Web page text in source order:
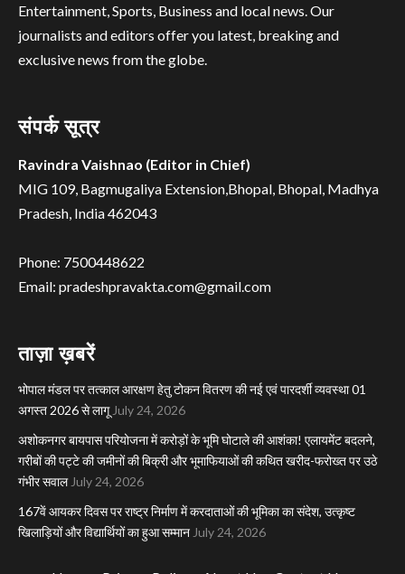
Entertainment, Sports, Business and local news. Our
journalists and editors offer you latest, breaking and
exclusive news from the globe.
संपर्क सूत्र
Ravindra Vaishnao (Editor in Chief)
MIG 109, Bagmugaliya Extension,Bhopal, Bhopal, Madhya
Pradesh, India 462043
Phone: 7500448622
Email: pradeshpravakta.com@gmail.com
ताज़ा ख़बरें
भोपाल मंडल पर तत्काल आरक्षण हेतु टोकन वितरण की नई एवं पारदर्शी व्यवस्था 01
अगस्त 2026 से लागू July 24, 2026
अशोकनगर बायपास परियोजना में करोड़ों के भूमि घोटाले की आशंका! एलायमेंट बदलने,
गरीबों की पट्टे की जमीनों की बिक्री और भूमाफियाओं की कथित खरीद-फरोख्त पर उठे
गंभीर सवाल July 24, 2026
167वें आयकर दिवस पर राष्ट्र निर्माण में करदाताओं की भूमिका का संदेश, उत्कृष्ट
खिलाड़ियों और विद्यार्थियों का हुआ सम्मान July 24, 2026